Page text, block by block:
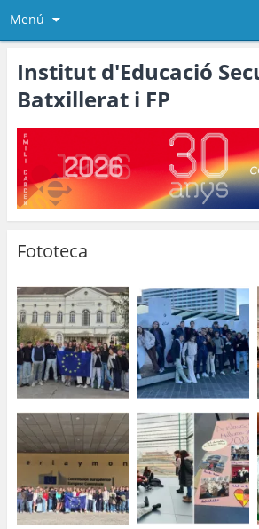
Menú
Institut d'Educació
Batxillerat i FP
Fototeca